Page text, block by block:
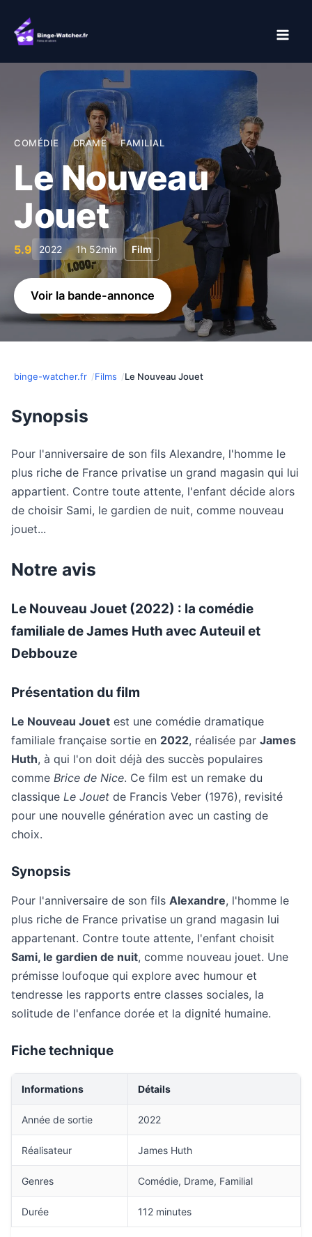
contenu
COMÉDIE DRAME FAMILIAL
Le Nouveau
Jouet
5.9 2022 1h 52min Film
Voir la bande-annonce
binge-watcher.fr Films Le Nouveau Jouet
Synopsis
Pour l'anniversaire de son fils Alexandre, l'homme le
plus riche de France privatise un grand magasin qui lui
appartient. Contre toute attente, l'enfant décide alors
de choisir Sami, le gardien de nuit, comme nouveau
jouet...
Notre avis
Le Nouveau Jouet (2022) : la comédie
familiale de James Huth avec Auteuil et
Debbouze
Présentation du film
Le Nouveau Jouet est une comédie dramatique
familiale française sortie en 2022, réalisée par James
Huth, à qui l'on doit déjà des succès populaires
comme Brice de Nice. Ce film est un remake du
classique Le Jouet de Francis Veber (1976), revisité
pour une nouvelle génération avec un casting de
choix.
Synopsis
Pour l'anniversaire de son fils Alexandre, l'homme le
plus riche de France privatise un grand magasin lui
appartenant. Contre toute attente, l'enfant choisit
Sami, le gardien de nuit, comme nouveau jouet. Une
prémisse loufoque qui explore avec humour et
tendresse les rapports entre classes sociales, la
solitude de l'enfance dorée et la dignité humaine.
Fiche technique
Informations Détails
Année de sortie 2022
Réalisateur James Huth
Genres Comédie, Drame, Familial
Durée 112 minutes